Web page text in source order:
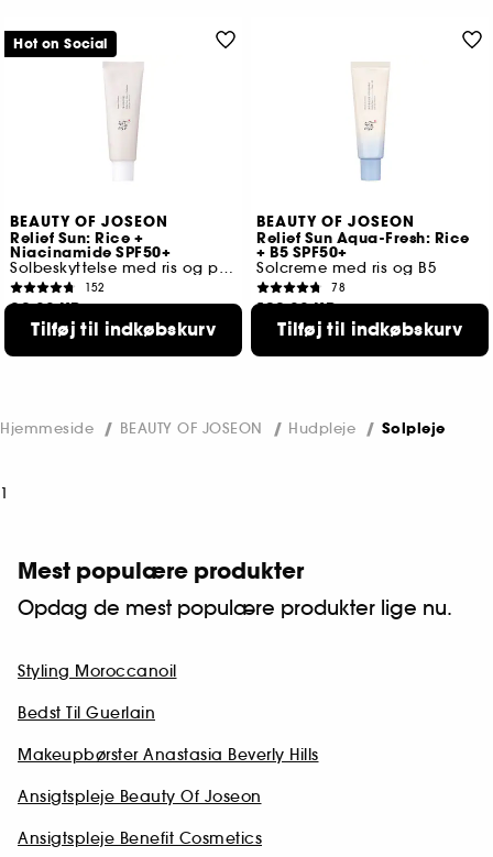
BEAUTY OF JOSEON
Relief Sun: Rice +
Niacinamide SPF50+
Solbeskyttelse med ris og probiotika
152
99,00 KR
Tilføj til indkøbskurv
Hot on Social
BEAUTY OF JOSEON
Relief Sun Aqua-Fresh: Rice
+ B5 SPF50+
Solcreme med ris og B5
78
129,00 KR
Tilføj til indkøbskurv
Hjemmeside BEAUTY OF JOSEON Hudpleje Solpleje
1
Mest populære produkter
Opdag de mest populære produkter lige nu.
Styling Moroccanoil
Bedst Til Guerlain
Makeupbørster Anastasia Beverly Hills
Ansigtspleje Beauty Of Joseon
Ansigtspleje Benefit Cosmetics